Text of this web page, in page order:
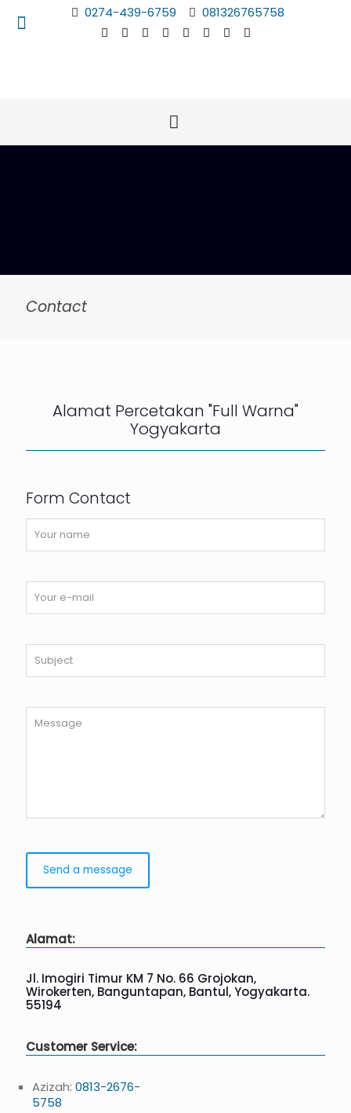
0274-439-6759 081326765758
Contact
Alamat Percetakan "Full Warna"
Yogyakarta
Form Contact
Alamat:
Jl. Imogiri Timur KM 7 No. 66 Grojokan,
Wirokerten, Banguntapan, Bantul, Yogyakarta.
55194
Customer Service:
Azizah: 0813-2676-
5758